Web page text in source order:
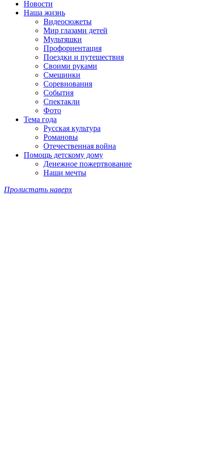
Новости
Наша жизнь
Видеосюжеты
Мир глазами детей
Мультяшки
Профориентация
Поездки и путешествия
Своими руками
Смешинки
Соревнования
События
Спектакли
Фото
Тема года
Русская культура
Романовы
Отечественная война
Помощь детскому дому
Денежное пожертвование
Наши мечты
Пролистать наверх